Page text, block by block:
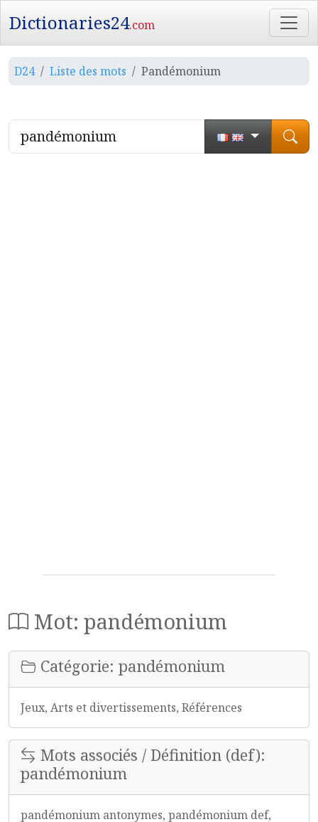
Dictionaries24.com
D24 Liste des mots Pandémonium
Mot: pandémonium
Catégorie: pandémonium
Jeux, Arts et divertissements, Références
Mots associés / Définition (def):
pandémonium
pandémonium antonymes, pandémonium def,